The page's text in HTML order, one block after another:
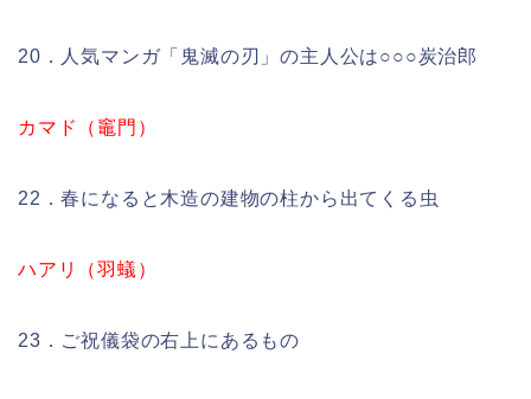
20．人気マンガ「鬼滅の刃」の主人公は○○○炭治郎
カマド（竈門）
22．春になると木造の建物の柱から出てくる虫
ハアリ（羽蟻）
23．ご祝儀袋の右上にあるもの